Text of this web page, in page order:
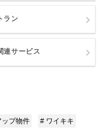
ラン
連サービス
ップ物件 # ワイキキ